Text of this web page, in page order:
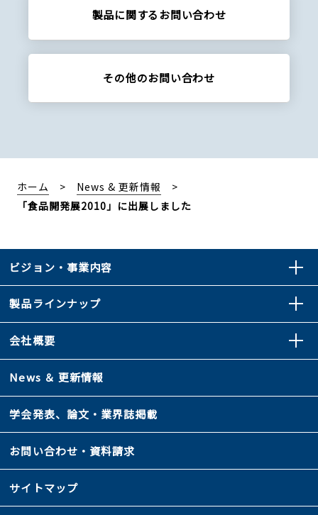
製品に関するお問い合わせ
その他のお問い合わせ
ホーム
News & 更新情報
「食品開発展2010」に出展しました
ビジョン・事業内容
製品ラインナップ
会社概要
News ＆ 更新情報
学会発表、論文・業界誌掲載
お問い合わせ・資料請求
サイトマップ